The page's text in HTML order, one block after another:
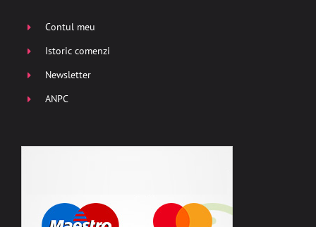
Contul meu
Istoric comenzi
Newsletter
ANPC